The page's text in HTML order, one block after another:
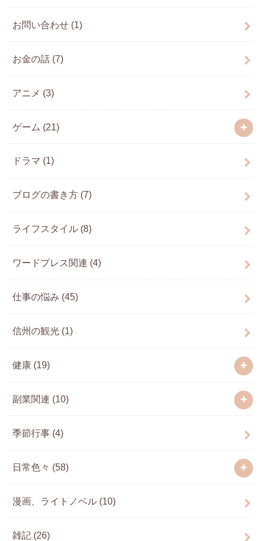
お問い合わせ (1)
お金の話 (7)
アニメ (3)
ゲーム (21)
ドラマ (1)
ブログの書き方 (7)
ライフスタイル (8)
ワードプレス関連 (4)
仕事の悩み (45)
信州の観光 (1)
健康 (19)
副業関連 (10)
季節行事 (4)
日常色々 (58)
漫画、ライトノベル (10)
雑記 (26)